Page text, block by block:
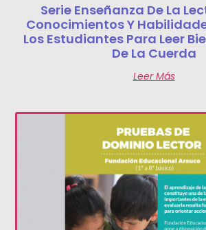
Serie Enseñanza De La
Conocimientos Y
Los Estudiantes Para Leer
De La Cuerda
Leer Más